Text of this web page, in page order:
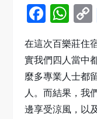
在這次百樂莊住
實我們四人當中
麼多專業人士都
人。而結果，我
邊享受涼風，以